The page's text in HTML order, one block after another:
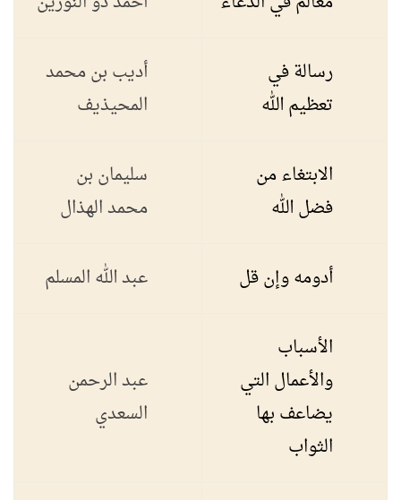
رسالة في
تعظيم الله
أديب بن محمد
المحيذيف
الابتغاء من
فضل الله
سليمان بن
محمد الهذال
أدومه وإن قل عبد الله المسلم
الأسباب
والأعمال التي
يضاعف بها
الثواب
عبد الرحمن
السعدي